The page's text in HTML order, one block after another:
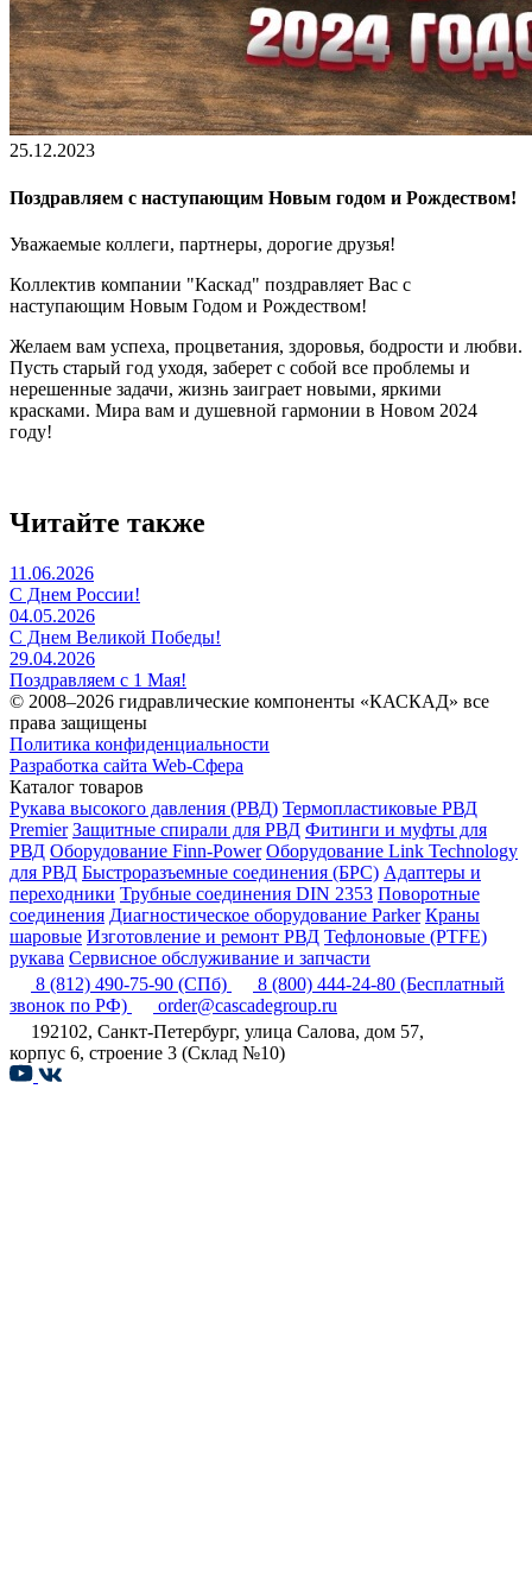
25.12.2023
Поздравляем с наступающим Новым годом и Рождеством!
Уважаемые коллеги, партнеры, дорогие друзья!
Коллектив компании "Каскад" поздравляет Вас с
наступающим Новым Годом и Рождеством!
Желаем вам успеха, процветания, здоровья, бодрости и любви.
Пусть старый год уходя, заберет с собой все проблемы и
нерешенные задачи, жизнь заиграет новыми, яркими
красками. Мира вам и душевной гармонии в Новом 2024
году!
Читайте также
11.06.2026
С Днем России!
04.05.2026
С Днем Великой Победы!
29.04.2026
Поздравляем с 1 Мая!
© 2008–2026 гидравлические компоненты «КАСКАД» все
права защищены
Политика конфиденциальности
Разработка сайта Web-Сфера
Каталог товаров
Рукава высокого давления (РВД) Термопластиковые РВД
Premier Защитные спирали для РВД Фитинги и муфты для
РВД Оборудование Finn-Power Оборудование Link Technology
для РВД Быстроразъемные соединения (БРС) Адаптеры и
переходники Трубные соединения DIN 2353 Поворотные
соединения Диагностическое оборудование Parker Краны
шаровые Изготовление и ремонт РВД Тефлоновые (PTFE)
рукава Сервисное обслуживание и запчасти
8 (812) 490-75-90 (СПб) 8 (800) 444-24-80 (Бесплатный
звонок по РФ)
order@cascadegroup.ru
192102, Санкт-Петербург, улица Салова, дом 57,
корпус 6, строение 3 (Склад №10)